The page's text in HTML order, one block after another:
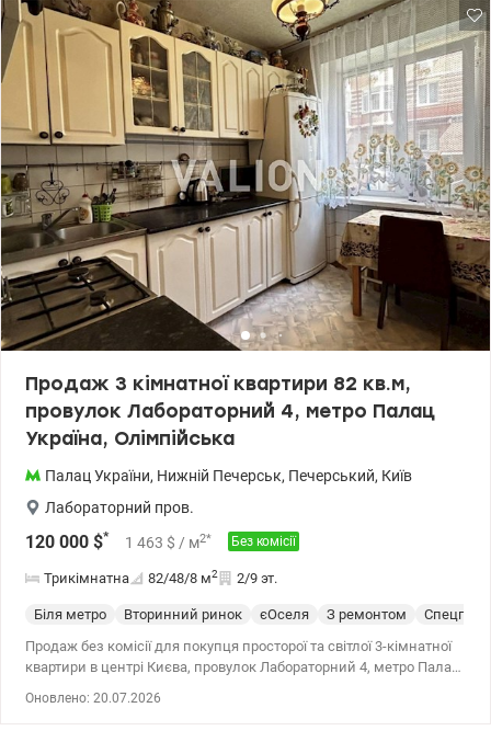
Продаж 3 кімнатної квартири 82 кв.м,
провулок Лабораторний 4, метро Палац
Україна, Олімпійська
Палац України, Нижній Печерськ, Печерський, Київ
Лабораторний пров.
120 000 $* 1 463 $ / м2* Без комісії
Трикімнатна 82/48/8 м2 2/9 эт.
Біля метро Вторинний ринок єОселя З ремонтом
Продаж без комісії для покупця просторої та світлої 3-кімнатної
квартири в центрі Києва, провулок Лабораторний 4, метро Палац
Оновлено: 20.07.2026